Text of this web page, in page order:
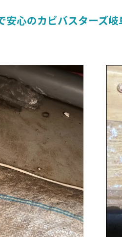
安心のカビバスターズ岐